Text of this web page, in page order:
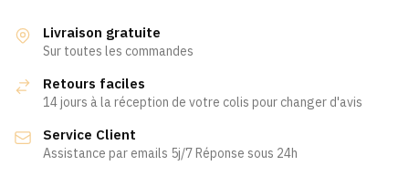
Livraison gratuite
Sur toutes les commandes
Retours faciles
14 jours à la réception de votre colis pour changer d'avis
Service Client
Assistance par emails 5j/7 Réponse sous 24h